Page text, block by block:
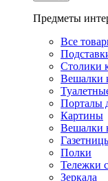
Предметы
Все
Столики
Вешалки
Порталы
Картины
Вешалки
Полки
Тележки
Зеркала